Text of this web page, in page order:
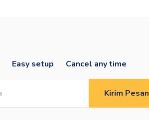
Easy setup Cancel any time
Kirim Pesan